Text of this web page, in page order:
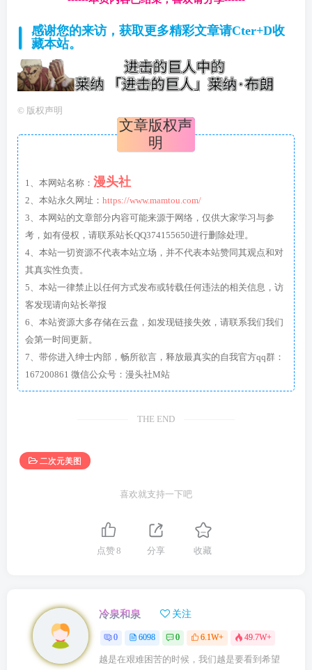
感谢您的来访，获取更多精彩文章请Cter+D收
藏本站。
© 版权声明
文章版权声
明
1、本网站名称： 漫头社
2、本站永久网址： https://www.mamtou.com/
3、本网站的文章部分内容可能来源于网络，仅供大家学习与参
考，如有侵权，请联系站长QQ374155650进行删除处理。
4、本站一切资源不代表本站立场，并不代表本站赞同其观点和对
其真实性负责。
5、本站一律禁止以任何方式发布或转载任何违法的相关信息，访
客发现请向站长举报
6、本站资源大多存储在云盘，如发现链接失效，请联系我们我们
会第一时间更新。
7、带你进入绅士内部，畅所欲言，释放最真实的自我官方qq群：
167200861 微信公众号：漫头社M站
THE END
二次元美图
喜欢就支持一下吧
点赞8 分享 收藏
冷泉和泉 关注
0 6098 0 6.1W+ 49.7W+
越是在艰难困苦的时候，我们越是要看到希望